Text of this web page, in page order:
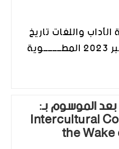
واللغات تاريخ
الموسوم بـ:
Intercultural
the